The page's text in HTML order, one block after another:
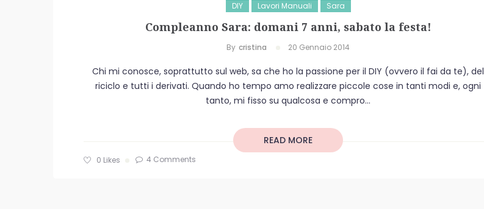
DIY Lavori Manuali Sara
Compleanno Sara: domani 7 anni, sabato la festa!
By Cristina 20 Gennaio 2014
Chi mi conosce, soprattutto sul web, sa che ho la passione per il DIY (ovvero il fai da te), del
riciclo e tutti i derivati. Quando ho tempo amo realizzare piccole cose in tanti modi e, ogni
tanto, mi fisso su qualcosa e compro...
READ MORE
0 Likes 4 Comments